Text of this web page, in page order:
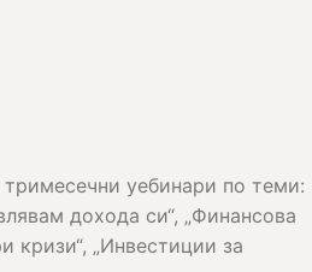
уебинари по теми:
дохода си“, „Финансова
кризи“, „Инвестиции за